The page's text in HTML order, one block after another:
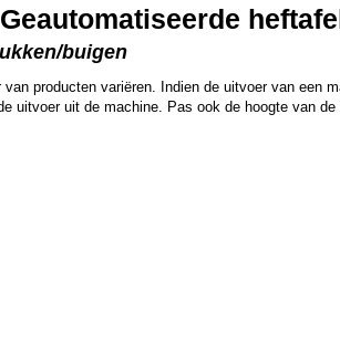
buigen
producten variëren. Indien de uitvoer van een
uitvoer uit de machine. Pas ook de hoogte van